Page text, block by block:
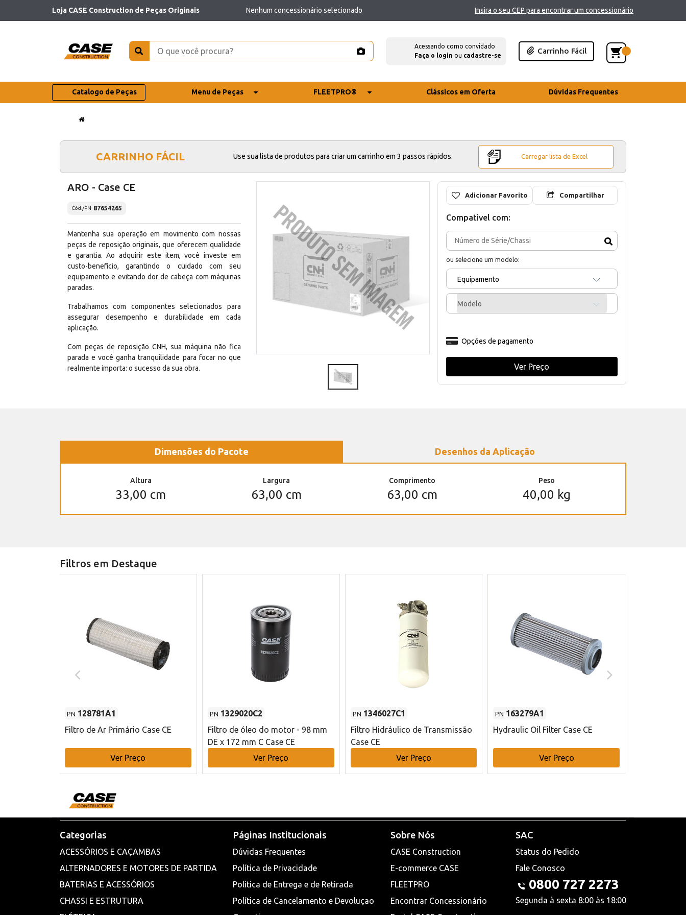
Loja CASE Construction de Peças Originais Nenhum concessionário selecionado Insira o seu CEP para encontrar um concessionário
Acessando como convidado
Faça o login ou cadastre-se
Carrinho Fácil
Catalogo de Peças Menu de Peças FLEETPRO® Clássicos em Oferta Dúvidas Frequentes
CARRINHO FÁCIL Use sua lista de produtos para criar um carrinho em 3 passos rápidos. Carregar lista de Excel
ARO - Case CE
Cód./PN 87654265
Mantenha sua operação em movimento com nossas
peças de reposição originais, que oferecem qualidade
e garantia. Ao adquirir este item, você investe em
custo-benefício, garantindo o cuidado com seu
equipamento e evitando dor de cabeça com máquinas
paradas.
Trabalhamos com componentes selecionados para
assegurar desempenho e durabilidade em cada
aplicação.
Com peças de reposição CNH, sua máquina não fica
parada e você ganha tranquilidade para focar no que
realmente importa: o sucesso da sua obra.
Adicionar Favorito Compartilhar
Compativel com:
ou selecione um modelo:
Equipamento
Modelo
Opções de pagamento
Ver Preço
Dimensões do Pacote Desenhos da Aplicação
Altura
33,00 cm
Largura
63,00 cm
Comprimento
63,00 cm
Peso
40,00 kg
Filtros em Destaque
PN 128781A1
Filtro de Ar Primário Case CE
Ver Preço
PN 1329020C2
Filtro de óleo do motor - 98 mm
DE x 172 mm C Case CE
Ver Preço
PN 1346027C1
Filtro Hidráulico de Transmissão
Case CE
Ver Preço
PN 163279A1
Hydraulic Oil Filter Case CE
Ver Preço
Categorias
ACESSÓRIOS E CAÇAMBAS
ALTERNADORES E MOTORES DE PARTIDA
BATERIAS E ACESSÓRIOS
CHASSI E ESTRUTURA
Páginas Institucionais
Dúvidas Frequentes
Política de Privacidade
Política de Entrega e de Retirada
Política de Cancelamento e Devoluçao
Sobre Nós
CASE Construction
E-commerce CASE
FLEETPRO
Encontrar Concessionário
SAC
Status do Pedido
Fale Conosco
0800 727 2273
Segunda à sexta 8:00 às 18:00